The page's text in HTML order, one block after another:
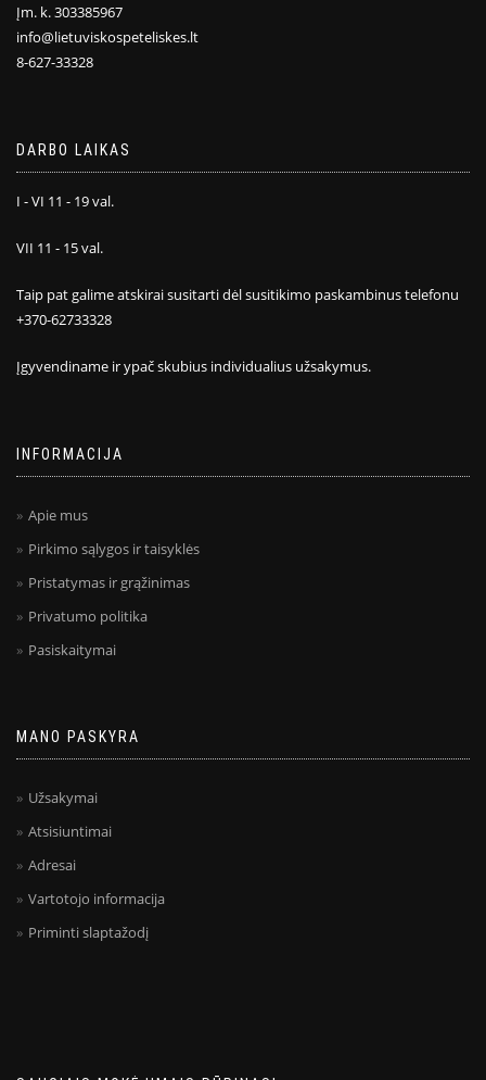
Įm. k. 303385967
info@lietuviskospeteliskes.lt
8-627-33328
DARBO LAIKAS
I - VI 11 - 19 val.
VII 11 - 15 val.
Taip pat galime atskirai susitarti dėl susitikimo paskambinus telefonu
+370-62733328
Įgyvendiname ir ypač skubius individualius užsakymus.
INFORMACIJA
Apie mus
Pirkimo sąlygos ir taisyklės
Pristatymas ir grąžinimas
Privatumo politika
Pasiskaitymai
MANO PASKYRA
Užsakymai
Atsisiuntimai
Adresai
Vartotojo informacija
Priminti slaptažodį